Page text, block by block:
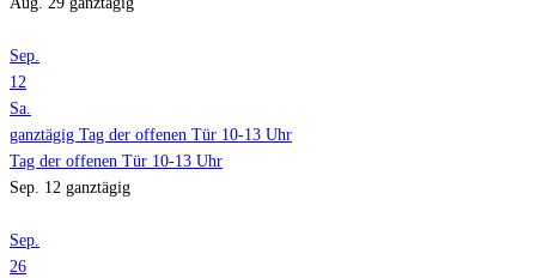
Sep.
12
Sa.
ganztägig Tag der offenen Tür 10-13 Uhr
Tag der offenen Tür 10-13 Uhr
Sep. 12 ganztägig
Sep.
26